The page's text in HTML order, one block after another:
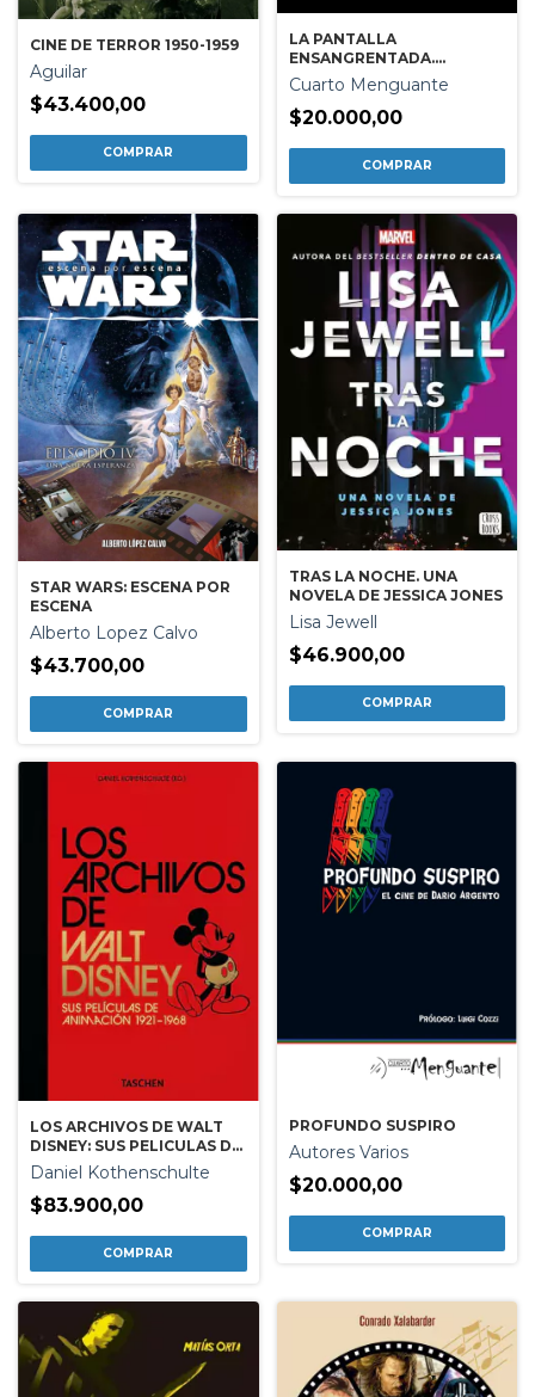
CINE DE TERROR 1950-1959
Aguilar
$43.400,00
LA PANTALLA
ENSANGRENTADA.
HISTORIA DEL CINE GORE
Cuarto Menguante
$20.000,00
STAR WARS: ESCENA POR
ESCENA
Alberto Lopez Calvo
$43.700,00
TRAS LA NOCHE. UNA
NOVELA DE JESSICA JONES
Lisa Jewell
$46.900,00
LOS ARCHIVOS DE WALT
DISNEY: SUS PELICULAS DE
ANIMACION
Daniel Kothenschulte
$83.900,00
PROFUNDO SUSPIRO
Autores Varios
$20.000,00